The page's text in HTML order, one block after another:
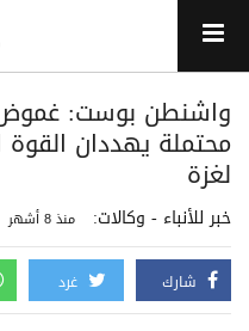
واشنطن بوست: غموض
محتملة يهددان القوة
لغزة
خبر للأنباء - وكالات: منذ 8 أشهر
شارك غرد